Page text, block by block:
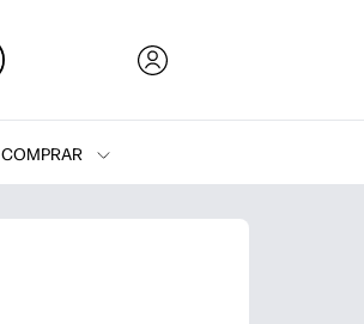
COMPRAR
Impresoras